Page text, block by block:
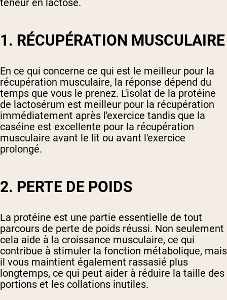
teneur en lactose.
1. RÉCUPÉRATION MUSCULAIRE
En ce qui concerne ce qui est le meilleur pour la
récupération musculaire, la réponse dépend du
temps que vous le prenez. L'isolat de la protéine
de lactosérum est meilleur pour la récupération
immédiatement après l'exercice tandis que la
caséine est excellente pour la récupération
musculaire avant le lit ou avant l'exercice
prolongé.
2. PERTE DE POIDS
La protéine est une partie essentielle de tout
parcours de perte de poids réussi. Non seulement
cela aide à la croissance musculaire, ce qui
contribue à stimuler la fonction métabolique, mais
il vous maintient également rassasié plus
longtemps, ce qui peut aider à réduire la taille des
portions et les collations inutiles.